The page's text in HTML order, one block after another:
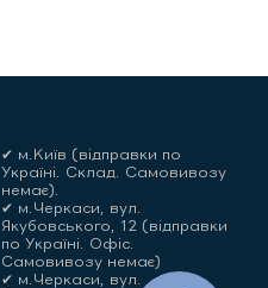
✔ м.Київ (відправки по
Україні. Склад. Самовивозу
немає).
✔ м.Черкаси, вул.
Якубовського, 12 (відправки
по Україні. Офіс.
Самовивозу немає)
✔ м.Черкаси, вул.